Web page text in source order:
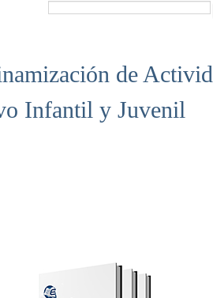
de
Infantil y Juvenil